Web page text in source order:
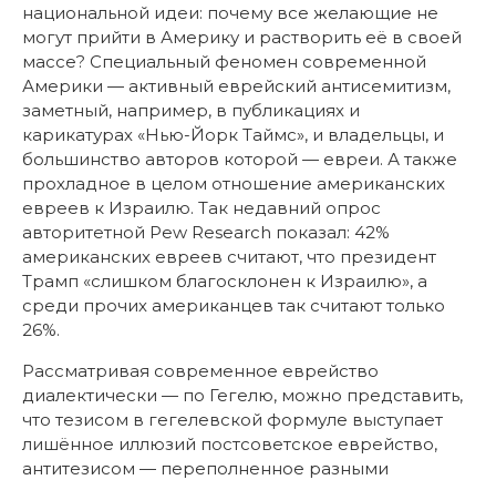
национальной идеи: почему все желающие не
могут прийти в Америку и растворить её в своей
массе? Специальный феномен современной
Америки — активный еврейский антисемитизм,
заметный, например, в публикациях и
карикатурах «Нью-Йорк Таймс», и владельцы, и
большинство авторов которой — евреи. А также
прохладное в целом отношение американских
евреев к Израилю. Так недавний опрос
авторитетной Pew Research показал: 42%
американских евреев считают, что президент
Трамп «слишком благосклонен к Израилю», а
среди прочих американцев так считают только
26%.
Рассматривая современное еврейство
диалектически — по Гегелю, можно представить,
что тезисом в гегелевской формуле выступает
лишённое иллюзий постсоветское еврейство,
антитезисом — переполненное разными